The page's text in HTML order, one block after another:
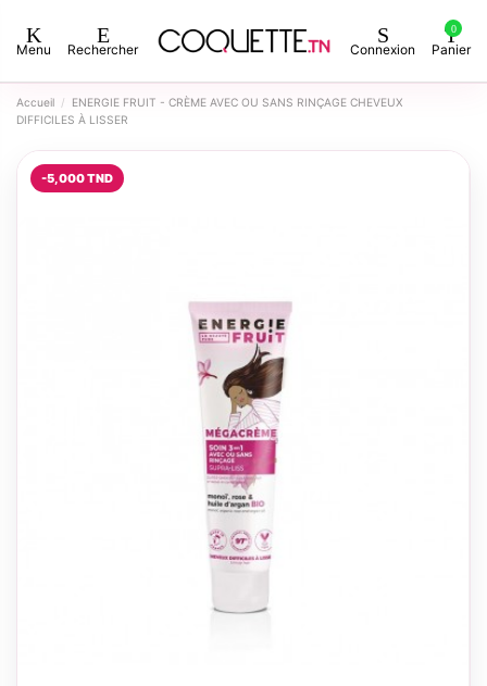
Menu Rechercher Connexion
0
Panier
Accueil
ENERGIE FRUIT - CRÈME AVEC OU SANS RINÇAGE CHEVEUX
DIFFICILES À LISSER
-5,000 TND